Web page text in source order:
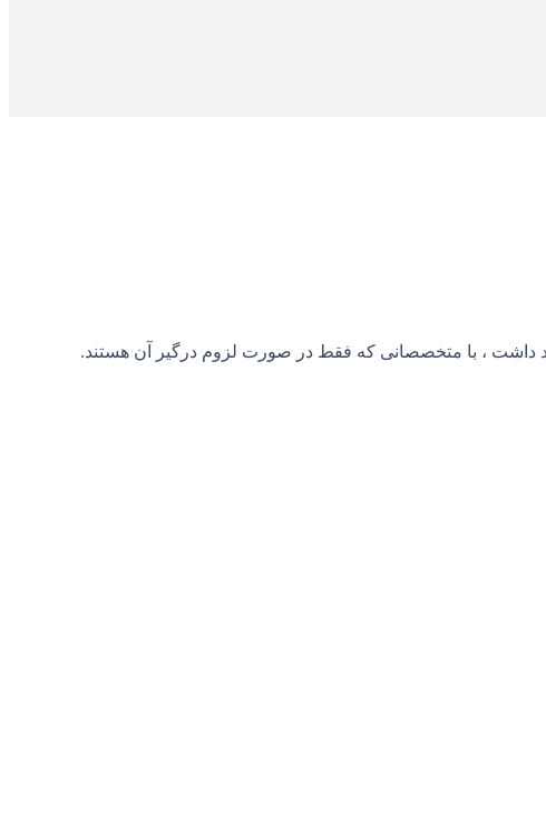
داشت ، با متخصصانی که فقط در صورت لزوم درگیر آن هستند.